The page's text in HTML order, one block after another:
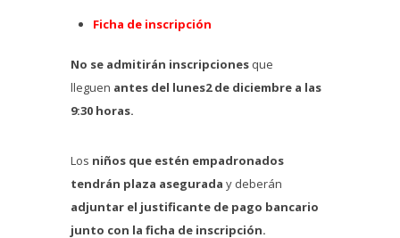
Ficha de inscripción
No se admitirán inscripciones que
lleguen antes del lunes2 de diciembre a las
9:30 horas.
Los niños que estén empadronados
tendrán plaza asegurada y deberán
adjuntar el justificante de pago bancario
junto con la ficha de inscripción.